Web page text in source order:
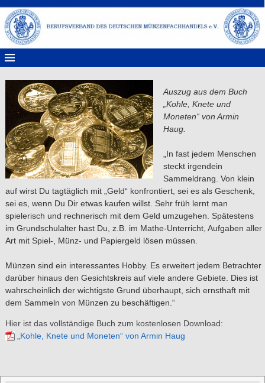
Auszug aus dem Buch
„Kohle, Knete und
Moneten“ von Armin
Haug.
„In fast jedem Menschen
steckt irgendein
Sammeldrang. Von klein
auf wirst Du tagtäglich mit „Geld“ konfrontiert, sei es als Geschenk,
sei es, wenn Du Dir etwas kaufen willst. Sehr früh lernt man
spielerisch und rechnerisch mit dem Geld umzugehen. Spätestens
im Grundschulalter hast Du, z.B. im Mathe-Unterricht, Aufgaben aller
Art mit Spiel-, Münz- und Papiergeld lösen müssen.
Münzen sind ein interessantes Hobby. Es erweitert jedem Betrachter
darüber hinaus den Gesichtskreis auf viele andere Gebiete. Dies ist
wahrscheinlich der wichtigste Grund überhaupt, sich ernsthaft mit
dem Sammeln von Münzen zu beschäftigen.“
Hier ist das vollständige Buch zum kostenlosen Download:
„Kohle, Knete und Moneten“ von Armin Haug